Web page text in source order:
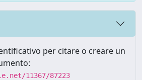
per citare o creare un
11367/87223